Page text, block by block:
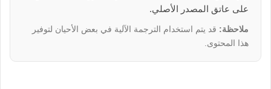
على عاتق المصدر الأصلي.
ملاحظة: قد يتم استخدام الترجمة الآلية في بعض الأحيان لتوفير
هذا المحتوى.